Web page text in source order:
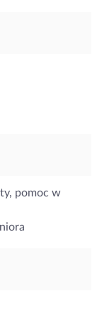
pomoc w